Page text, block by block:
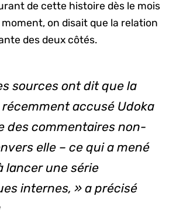
de cette histoire dès le mois
on disait que la relation
des deux côtés.
sources ont dit que la
accusé Udoka
des commentaires non-
elle – ce qui a mené
lancer une série
internes, » a précisé